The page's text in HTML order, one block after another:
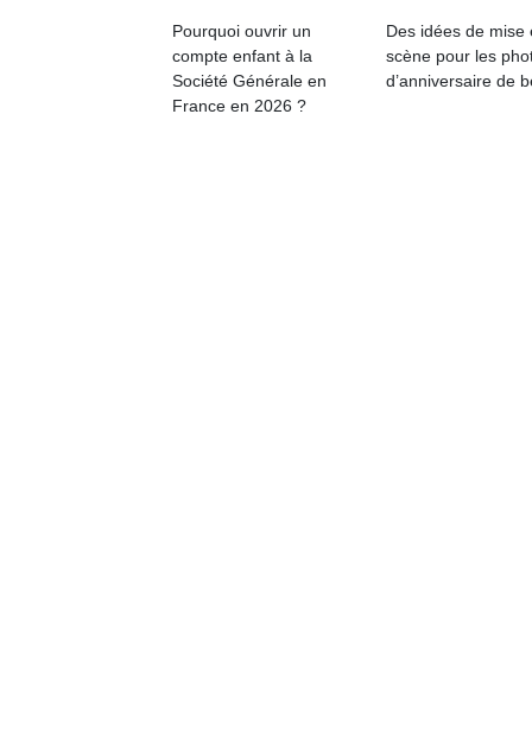
Pourquoi ouvrir un
compte enfant à la
Société Générale en
France en 2026 ?
Des idées de mise
scène pour les
d’anniversaire de
ou
apprentissage…